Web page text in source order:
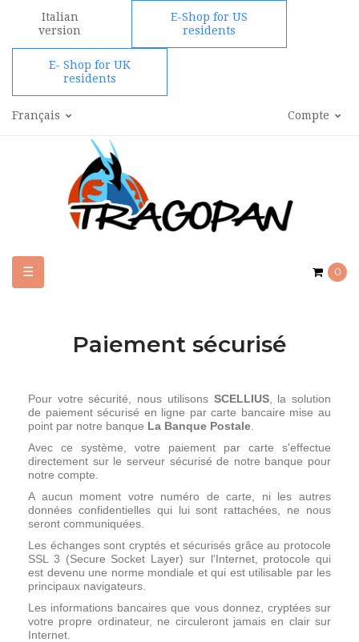
Italian
version
E-Shop for US
residents
E- Shop for UK
residents
Compte
Français
0
Basculer
☰
Paiement sécurisé
Pour votre sécurité, nous utilisons SCELLIUS, la solution
de paiement sécurisé en ligne par carte bancaire mise au
point par notre banque La Banque Postale
Avec ce système, votre paiement par carte s'effectue
directement sur le serveur sécurisé de notre banque pour
notre compte.
A aucun moment votre numéro de carte, ni les autres
données confidentielles qui lui sont rattachées, ne nous
seront communiquées.
Les échanges sont cryptés et sécurisés grâce au protocole
SSL 3 (Secure Socket Layer) sur l'Internet, protocole qui
est devenu une norme mondiale et qui est utilisable par les
principaux navigateurs.
Les informations bancaires que vous donnez, cryptées sur
votre propre ordinateur, ne circuleront jamais en clair sur
Internet.